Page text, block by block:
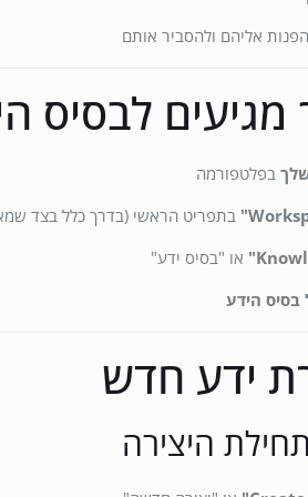
אליהם ולהסביר אותם
מגיעים לבסיס
בפלטפורמה
בתפריט הראשי (בדרך כלל בצד
או "בסיס ידע"
בסיס הידע
ידע חדש